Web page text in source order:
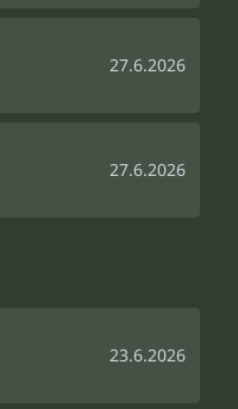
27.6.2026
27.6.2026
23.6.2026